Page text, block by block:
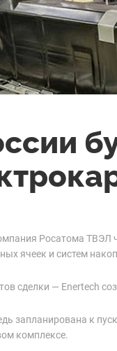
Росатома ТВЭЛ
ячеек и систем
сделки — Enertech
запланирована к
комплексе.